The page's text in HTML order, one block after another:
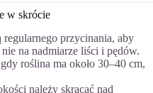
w skrócie
przycinania, aby
na nadmiarze liści i pędów.
roślina ma około 30–40 cm,
należy skracać nad